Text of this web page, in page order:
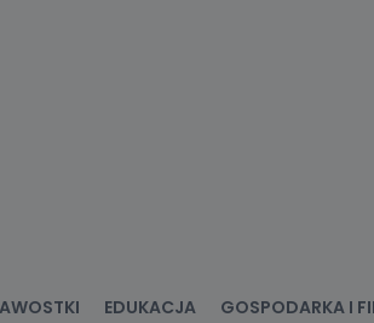
EDUKACJA GOSPODARKA I